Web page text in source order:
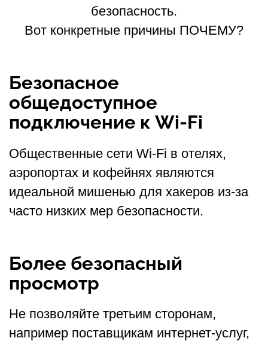
безопасность.
Вот конкретные причины ПОЧЕМУ?
Безопасное
общедоступное
подключение к Wi-Fi
Общественные сети Wi-Fi в отелях,
аэропортах и кофейнях являются
идеальной мишенью для хакеров из-за
часто низких мер безопасности.
Более безопасный
просмотр
Не позволяйте третьим сторонам,
например поставщикам интернет-услуг,